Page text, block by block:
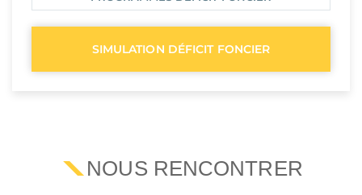
SIMULATION DÉFICIT FONCIER
NOUS RENCONTRER